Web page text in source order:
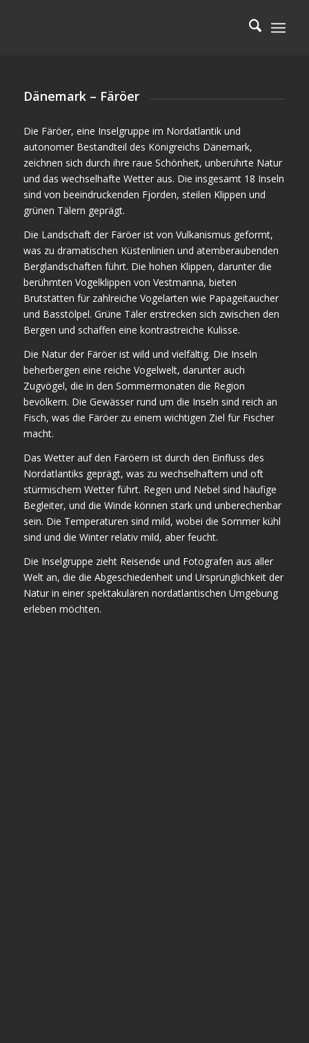
Dänemark – Färöer
Die Färöer, eine Inselgruppe im Nordatlantik und
autonomer Bestandteil des Königreichs Dänemark,
zeichnen sich durch ihre raue Schönheit, unberührte Natur
und das wechselhafte Wetter aus. Die insgesamt 18 Inseln
sind von beeindruckenden Fjorden, steilen Klippen und
grünen Tälern geprägt.
Die Landschaft der Färöer ist von Vulkanismus geformt,
was zu dramatischen Küstenlinien und atemberaubenden
Berglandschaften führt. Die hohen Klippen, darunter die
berühmten Vogelklippen von Vestmanna, bieten
Brutstätten für zahlreiche Vogelarten wie Papageitaucher
und Basstölpel. Grüne Täler erstrecken sich zwischen den
Bergen und schaffen eine kontrastreiche Kulisse.
Die Natur der Färöer ist wild und vielfältig. Die Inseln
beherbergen eine reiche Vogelwelt, darunter auch
Zugvögel, die in den Sommermonaten die Region
bevölkern. Die Gewässer rund um die Inseln sind reich an
Fisch, was die Färöer zu einem wichtigen Ziel für Fischer
macht.
Das Wetter auf den Färöern ist durch den Einfluss des
Nordatlantiks geprägt, was zu wechselhaftem und oft
stürmischem Wetter führt. Regen und Nebel sind häufige
Begleiter, und die Winde können stark und unberechenbar
sein. Die Temperaturen sind mild, wobei die Sommer kühl
sind und die Winter relativ mild, aber feucht.
Die Inselgruppe zieht Reisende und Fotografen aus aller
Welt an, die die Abgeschiedenheit und Ursprünglichkeit der
Natur in einer spektakulären nordatlantischen Umgebung
erleben möchten.